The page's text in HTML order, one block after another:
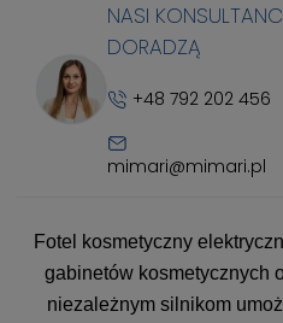
NASI
DORADZĄ
+48 792 202 456
mimari@mimari.pl
Fotel kosmetyczny
gabinetów kosmetycznych
niezależnym silnikom